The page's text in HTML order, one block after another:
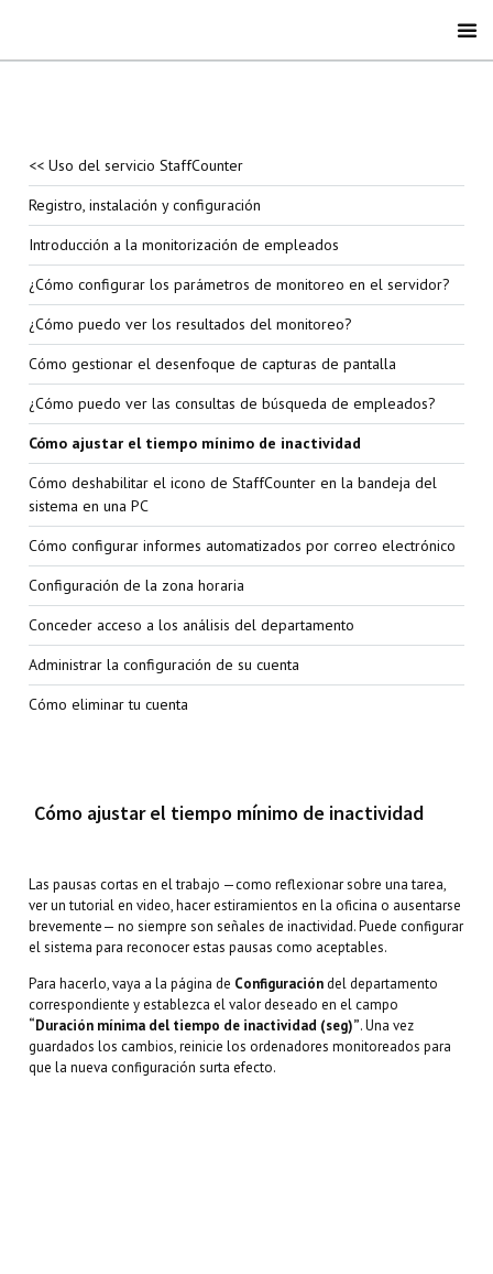
<< Uso del servicio StaffCounter
Registro, instalación y configuración
Introducción a la monitorización de empleados
¿Cómo configurar los parámetros de monitoreo en el servidor?
¿Cómo puedo ver los resultados del monitoreo?
Cómo gestionar el desenfoque de capturas de pantalla
¿Cómo puedo ver las consultas de búsqueda de empleados?
Cómo ajustar el tiempo mínimo de inactividad
Cómo deshabilitar el icono de StaffCounter en la bandeja del
sistema en una PC
Cómo configurar informes automatizados por correo electrónico
Configuración de la zona horaria
Conceder acceso a los análisis del departamento
Administrar la configuración de su cuenta
Cómo eliminar tu cuenta
Cómo ajustar el tiempo mínimo de inactividad
Las pausas cortas en el trabajo —como reflexionar sobre una tarea,
ver un tutorial en video, hacer estiramientos en la oficina o ausentarse
brevemente— no siempre son señales de inactividad. Puede configurar
el sistema para reconocer estas pausas como aceptables.
Para hacerlo, vaya a la página de Configuracióndel departamento
correspondiente y establezca el valor deseado en el campo
“Duración mínima del tiempo de inactividad (seg)”. Una vez
guardados los cambios, reinicie los ordenadores monitoreados para
que la nueva configuración surta efecto.